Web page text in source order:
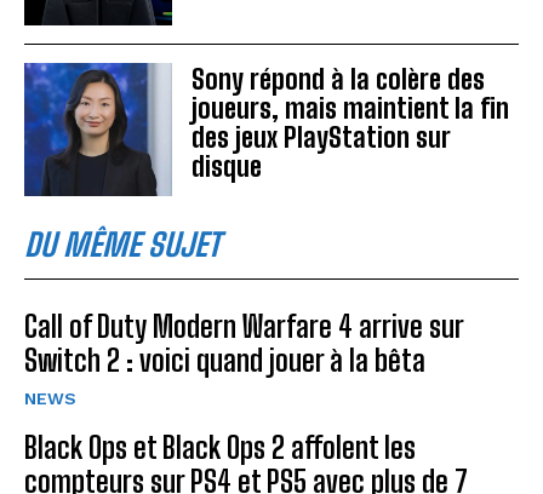
Sony répond à la colère des
joueurs, mais maintient la fin
des jeux PlayStation sur
disque
DU MÊME SUJET
Call of Duty Modern Warfare 4 arrive sur
Switch 2 : voici quand jouer à la bêta
NEWS
Black Ops et Black Ops 2 affolent les
compteurs sur PS4 et PS5 avec plus de 7